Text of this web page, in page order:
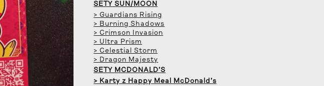
SETY SUN/MOON
> Guardians Rising
> Burning Shadows
> Crimson Invasion
> Ultra Prism
> Celestial Storm
> Dragon Majesty
SETY MCDONALD’S
> Karty z Happy Meal McDonald’s